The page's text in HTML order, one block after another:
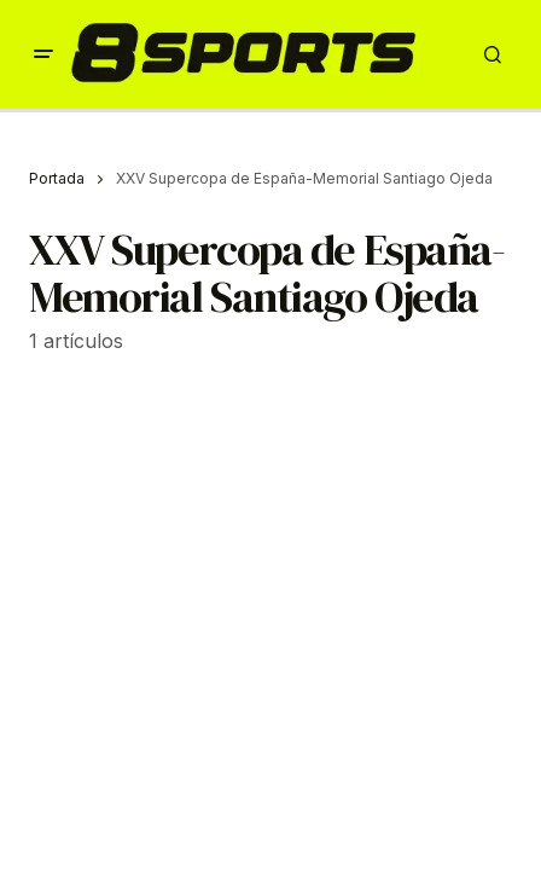
Portada XXV Supercopa de España-Memorial Santiago Ojeda
XXV Supercopa de España-
Memorial Santiago Ojeda
1 artículos